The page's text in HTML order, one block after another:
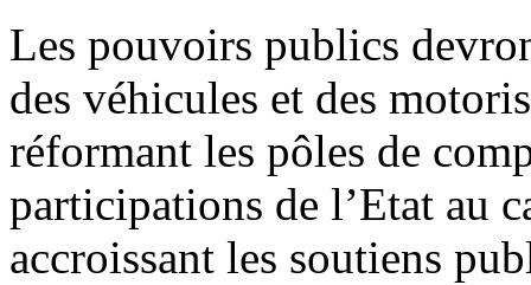
Les pouvoirs publics
des véhicules et des
réformant les pôles de
participations de l’Etat au
accroissant les soutiens